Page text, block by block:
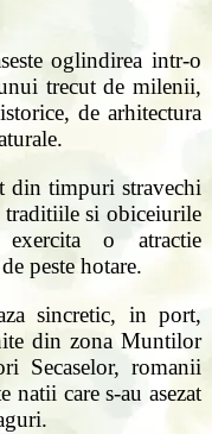
oglindirea intr-o
trecut de milenii,
de arhitectura
din timpuri stravechi
si obiceiurile
o atractie
peste hotare.
sincretic, in port,
din zona Muntilor
Secaselor, romanii
care s-au asezat